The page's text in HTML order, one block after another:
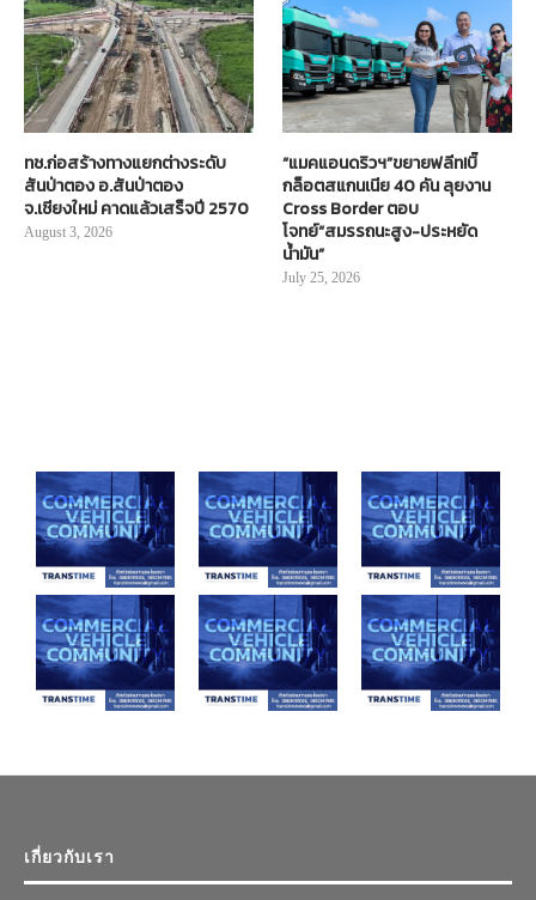
ทช.ก่อสร้างทางแยกต่างระดับ
สันป่าตอง อ.สันป่าตอง
จ.เชียงใหม่ คาดแล้วเสร็จปี 2570
August 3, 2026
“แมคแอนดริวฯ”ขยายฟลีท!บิ๊
กล็อตสแกนเนีย 40 คัน ลุยงาน
Cross Border ตอบ
โจทย์“สมรรถนะสูง-ประหยัด
น้ำมัน”
July 25, 2026
เกี่ยวกับเรา